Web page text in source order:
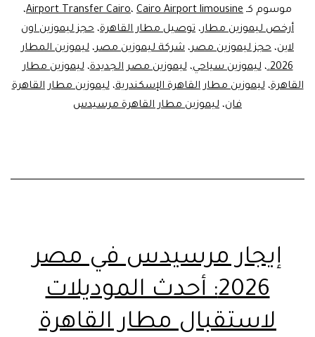
رحلتك
ليموزين
مصر
بأفضل
24
موسوم كـ
Airport Transfer Cairo، Cairo Airport limousine
،
أرخص ليموزين مطار، توصيل مطار القاهرة، حجز ليموزين اون
لاين، حجز ليموزين مصر، شركة ليموزين مصر، ليموزين المطار
2026. ،ليموزين سياحي،ليموزين مصر الجديدة،ليموزين مطار
القاهرة،ليموزين مطار القاهرة الإسكندرية،ليموزين مطار القاهرة
فان، ليموزين مطار القاهرة مرسيدس
إيجار مرسيدس في مصر
2026: أحدث الموديلات
لاستقبال مطار القاهرة